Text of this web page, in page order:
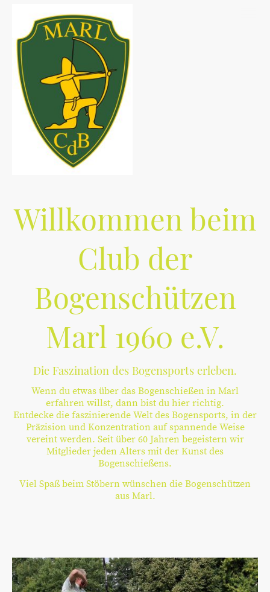
Willkommen beim
Club der
Bogenschützen
Marl 1960 e.V.
Wenn du etwas über das Bogenschießen in Marl
erfahren willst, dann bist du hier richtig.
Entdecke die faszinierende Welt des Bogensports, in der
Präzision und Konzentration auf spannende Weise
vereint werden. Seit über 60 Jahren begeistern wir
Mitglieder jeden Alters mit der Kunst des
Bogenschießens.
Viel Spaß beim Stöbern wünschen die Bogenschützen
aus Marl.
Die Faszination des Bogensports erleben.